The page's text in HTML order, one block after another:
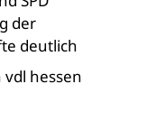
der
deutlich
hessen